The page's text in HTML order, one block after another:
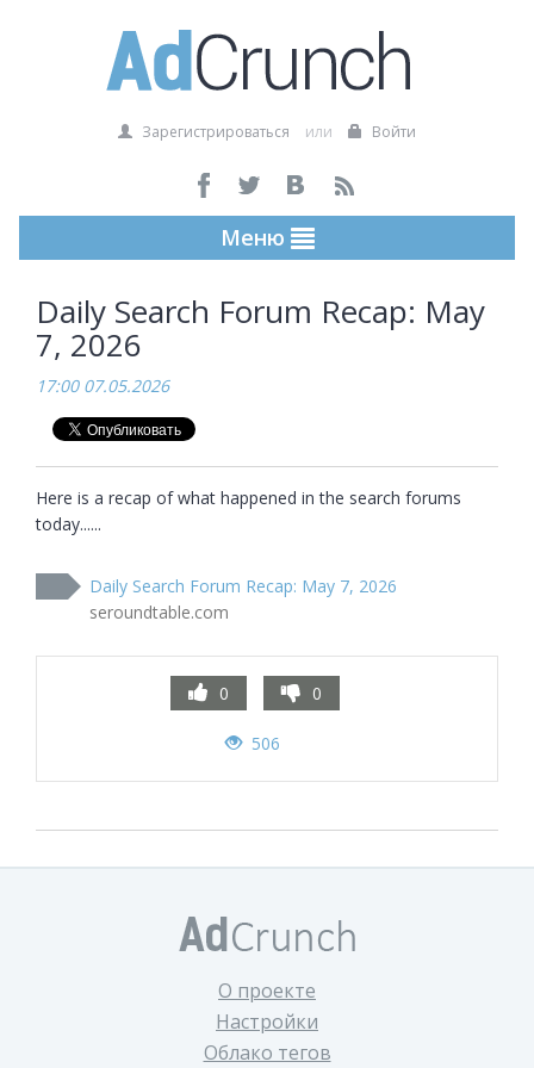
Зарегистрироваться или Войти
Меню
Daily Search Forum Recap: May
7, 2026
17:00 07.05.2026
Here is a recap of what happened in the search forums
today......
Daily Search Forum Recap: May 7, 2026
seroundtable.com
0 0
506
О проекте
Настройки
Облако тегов